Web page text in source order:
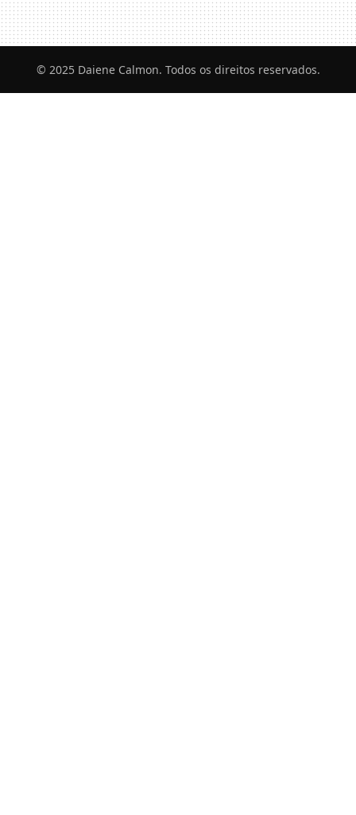
© 2025 Daiene Calmon. Todos os direitos reservados.